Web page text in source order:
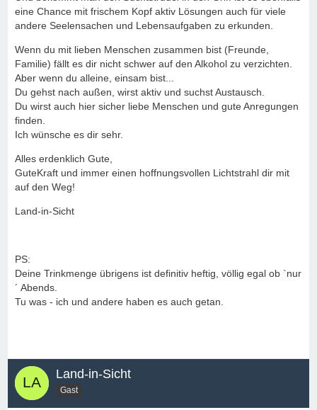
eine Chance mit frischem Kopf aktiv Lösungen auch für viele
andere Seelensachen und Lebensaufgaben zu erkunden.
Wenn du mit lieben Menschen zusammen bist (Freunde,
Familie) fällt es dir nicht schwer auf den Alkohol zu verzichten.
Aber wenn du alleine, einsam bist...
Du gehst nach außen, wirst aktiv und suchst Austausch.
Du wirst auch hier sicher liebe Menschen und gute Anregungen
finden.
Ich wünsche es dir sehr.
Alles erdenklich Gute,
GuteKraft und immer einen hoffnungsvollen Lichtstrahl dir mit
auf den Weg!
Land-in-Sicht
PS:
Deine Trinkmenge übrigens ist definitiv heftig, völlig egal ob `nur
´ Abends.
Tu was - ich und andere haben es auch getan.
Land-in-Sicht
Gast